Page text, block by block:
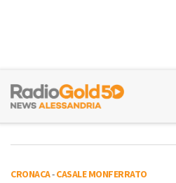
CRONACA-CASALE MONFERRATO